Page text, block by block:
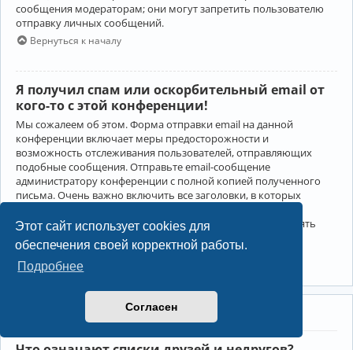
Этот сайт использует cookies для
обеспечения своей корректной работы.
Подробнее
Согласен
сообщения модераторам; они могут запретить пользователю
отправку личных сообщений.
Вернуться к началу
Я получил спам или оскорбительный email от
кого-то с этой конференции!
Мы сожалеем об этом. Форма отправки email на данной
конференции включает меры предосторожности и
возможность отслеживания пользователей, отправляющих
подобные сообщения. Отправьте email-сообщение
администратору конференции с полной копией полученного
письма. Очень важно включить все заголовки, в которых
Администратор конференции сможет в этом случае принять
меры.
Друзья и недруги